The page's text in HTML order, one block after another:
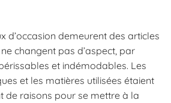
d’occasion demeurent des articles
changent pas d’aspect, par
et indémodables. Les
et les matières utilisées étaient
de raisons pour se mettre à la